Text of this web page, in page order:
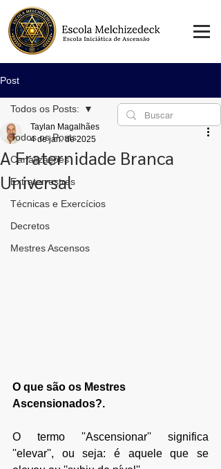
Post
Todos os Posts:
Canalizações
Extraterrestres
Técnicas e Exercícios
Decretos
Mestres Ascensos
Todos os Posts:
A Fraternidade Branca
Universal
Taylan Magalhães
4 de jan. de 2025
O que são os Mestres
Ascensionados?.
O termo ''Ascensionar'' significa
''elevar'', ou seja: é aquele que se